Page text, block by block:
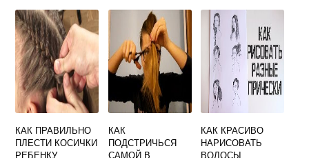
КАК ПРАВИЛЬНО
ПЛЕСТИ КОСИЧКИ
РЕБЕНКУ
КАК
ПОДСТРИЧЬСЯ
САМОЙ В
КАК КРАСИВО
НАРИСОВАТЬ
ВОЛОСЫ